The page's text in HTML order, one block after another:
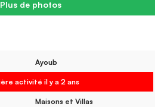
Plus de photos
Ayoub
activité il y a 2 ans
Maisons et Villas